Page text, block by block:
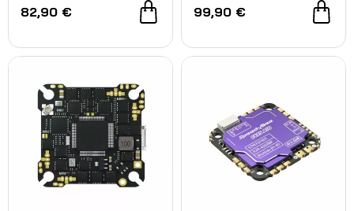
82,90 € 99,90 €